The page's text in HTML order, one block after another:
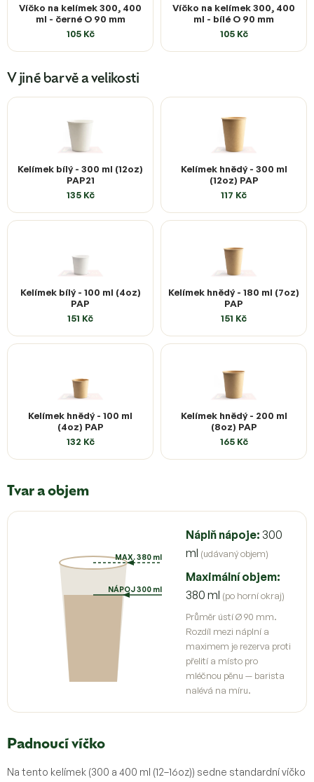
Víčko na kelímek 300, 400
ml - černé O 90 mm
105 Kč
Víčko na kelímek 300, 400
ml - bílé O 90 mm
105 Kč
V jiné barvě a velikosti
Kelímek bílý - 300 ml (12oz)
PAP21
135 Kč
Kelímek hnědý - 300 ml
(12oz) PAP
117 Kč
Kelímek bílý - 100 ml (4oz)
PAP
151 Kč
Kelímek hnědý - 180 ml (7oz)
PAP
151 Kč
Kelímek hnědý - 100 ml
(4oz) PAP
132 Kč
Kelímek hnědý - 200 ml
(8oz) PAP
165 Kč
Tvar a objem
MAX. 380 ml
NÁPOJ 300 ml
Náplň nápoje: 300
ml (udávaný objem)
Maximální objem:
380 ml (po horní okraj)
Průměr ústí Ø 90 mm.
Rozdíl mezi náplní a
maximem je rezerva proti
přelití a místo pro
mléčnou pěnu — barista
nalévá na míru.
Padnoucí víčko
Na tento kelímek (300 a 400 ml (12–16oz)) sedne standardní víčko